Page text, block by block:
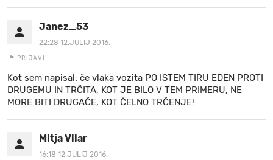
Janez_53
22:28 12.JULIJ 2016.
PRIJAVI
Kot sem napisal: če vlaka vozita PO ISTEM TIRU EDEN PROTI
DRUGEMU IN TRČITA, KOT JE BILO V TEM PRIMERU, NE
MORE BITI DRUGAČE, KOT ČELNO TRČENJE!
Mitja Vilar
16:18 12.JULIJ 2016.